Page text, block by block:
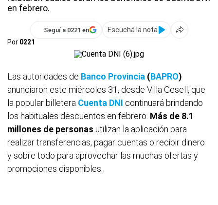
en febrero.
Seguí a 0221 en
Escuchá la nota
Por 0221
Las autoridades de Banco Provincia (BAPRO)
anunciaron este miércoles 31, desde Villa Gesell, que
la popular billetera Cuenta DNI continuará brindando
los habituales descuentos en febrero. Más de 8.1
millones de personas utilizan la aplicación para
realizar transferencias, pagar cuentas o recibir dinero
y sobre todo para aprovechar las muchas ofertas y
promociones disponibles.